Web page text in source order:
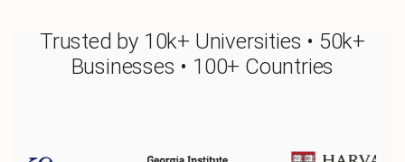
Trusted by 10k+ Universities • 50k+
Businesses • 100+ Countries